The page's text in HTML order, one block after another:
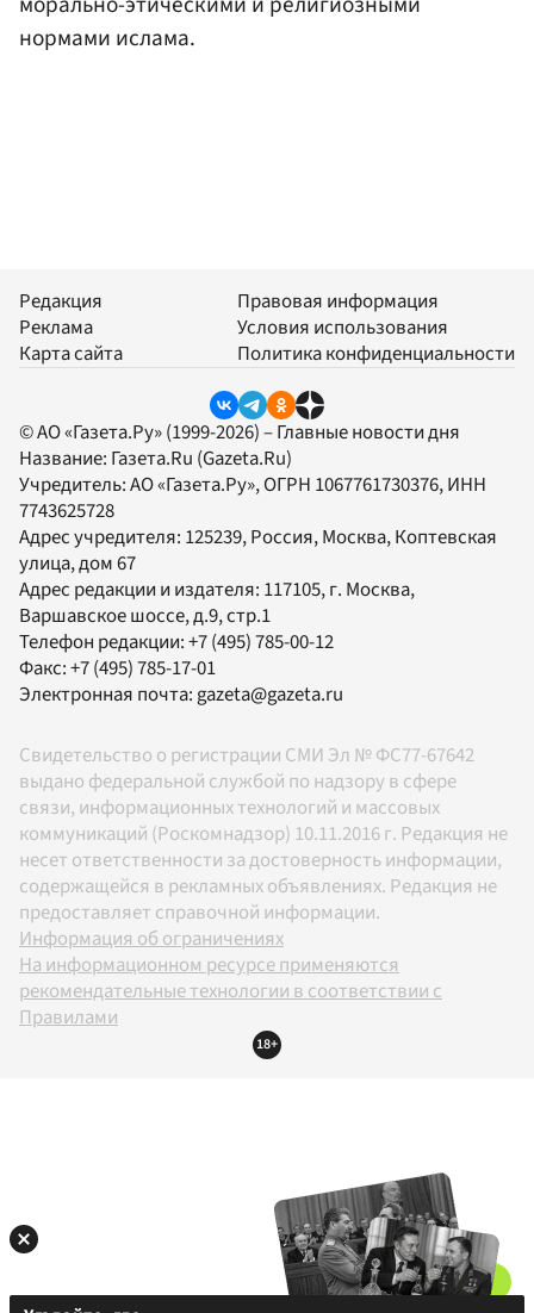
нормами ислама.
Редакция
Реклама
Карта сайта
Правовая информация
Условия использования
Политика конфиденциальности
© АО «Газета.Ру» (1999-2026) – Главные новости дня
Название: Газета.Ru (Gazeta.Ru)
Учредитель:АО «Газета.Ру», ОГРН 1067761730376, ИНН
7743625728
Адрес учредителя: 125239, Россия, Москва, Коптевская
улица, дом 67
Адрес редакции и издателя: 117105, г. Москва,
Варшавское шоссе, д.9, стр.1
Телефон редакции:+7 (495) 785-00-12
Факс:+7 (495) 785-17-01
Электронная почта: gazeta@gazeta.ru
Свидетельство о регистрации СМИ Эл № ФС77-67642
выдано федеральной службой по надзору в сфере
связи, информационных технологий и массовых
коммуникаций (Роскомнадзор) 10.11.2016 г. Редакция не
несет ответственности за достоверность информации,
содержащейся в рекламных объявлениях. Редакция не
предоставляет справочной информации.
Информация об ограничениях
На информационном ресурсе применяются
рекомендательные технологии в соответствии с
Правилами
18+